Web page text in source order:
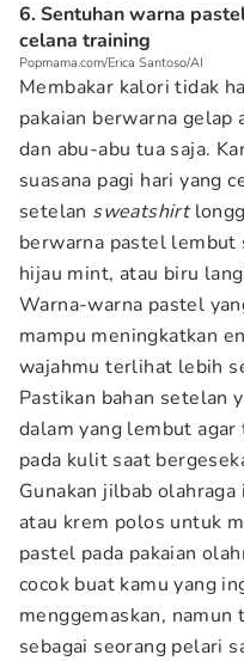
6. Sentuhan warna
celana training
Popmama.com/Erica Santoso/AI
Membakar kalori tidak
pakaian berwarna
dan abu-abu tua saja.
suasana pagi hari yang
setelan sweatshirt
berwarna pastel lembut
hijau mint, atau biru
Warna-warna pastel
mampu meningkatkan
wajahmu terlihat lebih
Pastikan bahan setelan
dalam yang lembut
pada kulit saat
Gunakan jilbab
atau krem polos untuk
pastel pada pakaian
cocok buat kamu yang
menggemaskan,
sebagai seorang pelari